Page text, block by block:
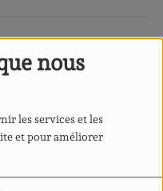
nous
les services et les
et pour améliorer